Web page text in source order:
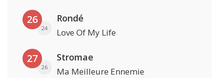
26
24
Rondé
Love Of My Life
27
26
Stromae
Ma Meilleure Ennemie